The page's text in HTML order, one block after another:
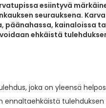
esiintyvä
seurauksena.
päänahassa, kainaloissa
ehkäistä
joka on yleensä
ennaltaehkäistä